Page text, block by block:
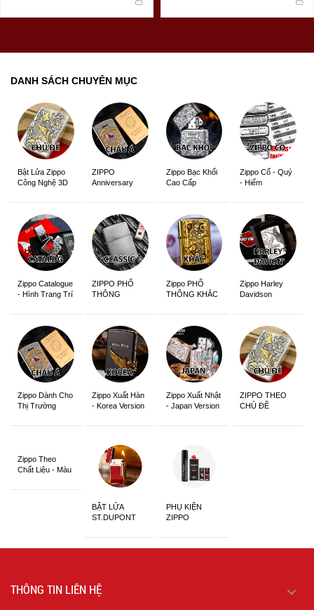
DANH SÁCH CHUYÊN MỤC
Bật Lửa Zippo
Công Nghệ 3D
ZIPPO
Anniversary
Zippo Bạc Khối
Cao Cấp
Zippo Cổ - Quý
- Hiếm
Zippo Catalogue
- Hình Trang Trí
ZIPPO PHỔ
THÔNG
Zippo PHỔ
THÔNG KHẮC
Zippo Harley
Davidson
Zippo Dành Cho
Thị Trường
Zippo Xuất Hàn
- Korea Version
Zippo Xuất Nhật
- Japan Version
ZIPPO THEO
CHỦ ĐỀ
Zippo Theo
Chất Liệu - Màu
BẬT LỬA
ST.DUPONT
PHỤ KIỆN
ZIPPO
THÔNG TIN LIÊN HỆ